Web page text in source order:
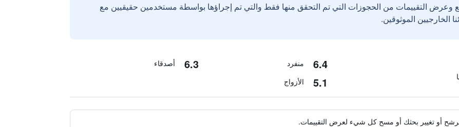
وعرض التقييمات من الحجوزات التي تم التحقق منها فقط والتي تم إجراؤها بواسطة مستخدمين حقيقيين مع
6.4 منفرد 6.3 أصدقاء
5.1 الأزواج
مرشح أو تغيير بحثك أو مسح كل شيء لعرض التقييمات.